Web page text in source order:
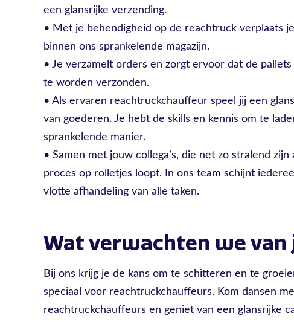
een glansrijke verzending.
• Met je behendigheid op de reachtruck verplaats
binnen ons sprankelende magazijn.
• Je verzamelt orders en zorgt ervoor dat de
te worden verzonden.
• Als ervaren reachtruckchauffeur speel jij een
van goederen. Je hebt de skills en kennis om te
sprankelende manier.
• Samen met jouw collega’s, die net zo stralend
proces op rolletjes loopt. In ons team schijnt
vlotte afhandeling van alle taken.
Wat verwachten we van
Bij ons krijg je de kans om te schitteren en te
speciaal voor reachtruckchauffeurs. Kom dansen
reachtruckchauffeurs en geniet van een glansrijke